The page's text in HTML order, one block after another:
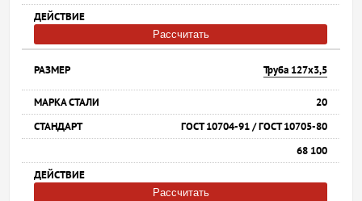
Рассчитать
Труба 127х3,5
20
ГОСТ 10704-91 / ГОСТ 10705-80
68 100
Рассчитать